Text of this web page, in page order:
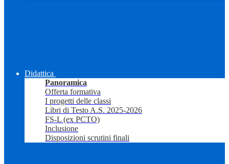
Didattica
Panoramica
Offerta formativa
I progetti delle classi
Libri di Testo A.S. 2025-2026
FS-L (ex PCTO)
Inclusione
Disposizioni scrutini finali